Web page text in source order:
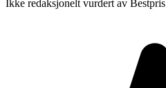
Ikke redaksjonelt vurdert av Bestpris